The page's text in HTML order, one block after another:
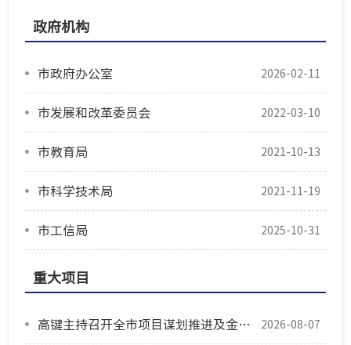
政府机构
市政府办公室 2026-02-11
市发展和改革委员会 2022-03-10
市教育局 2021-10-13
市科学技术局 2021-11-19
市工信局 2025-10-31
重大项目
高键主持召开全市项目谋划推进及金融支持工作会议 2026-08-07